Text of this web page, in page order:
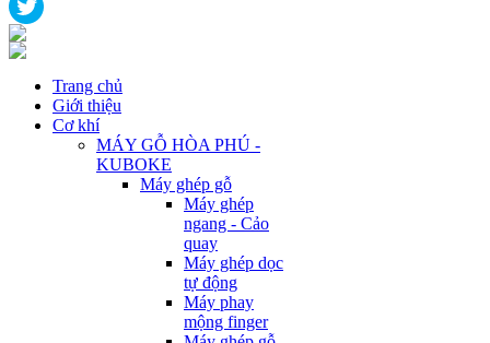
Trang chủ
Giới thiệu
Cơ khí
MÁY GỖ HÒA PHÚ -
KUBOKE
Máy ghép gỗ
Máy ghép
ngang - Cảo
quay
Máy ghép dọc
tự động
Máy phay
mộng finger